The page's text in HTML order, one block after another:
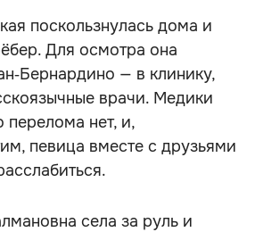
поскользнулась дома и
Для осмотра она
— в клинику,
врачи. Медики
перелома нет, и,
певица вместе с друзьями
села за руль и